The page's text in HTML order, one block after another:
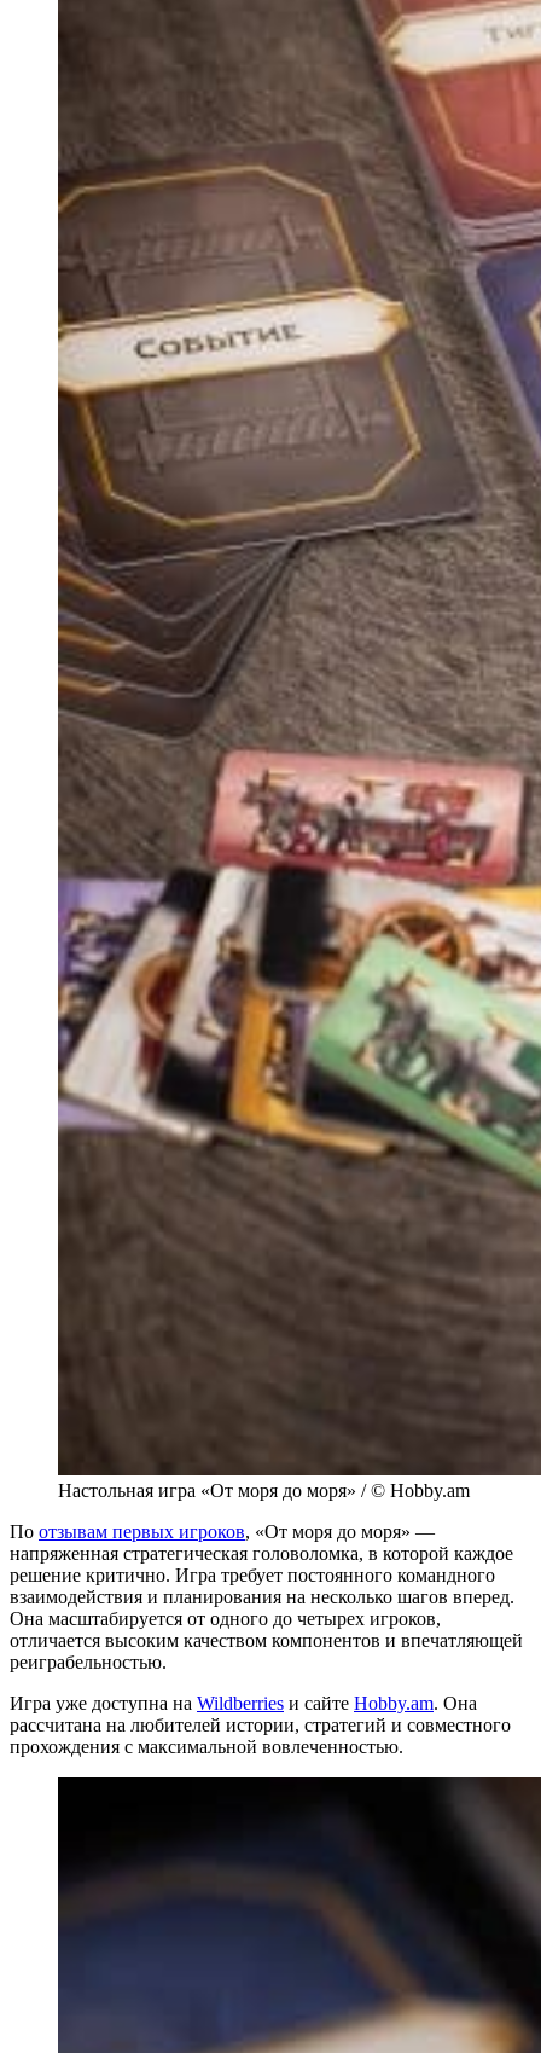
Настольная игра «От моря до моря» / © Hobby.am
По отзывам первых игроков, «От моря до моря» —
напряженная стратегическая головоломка, в которой каждое
решение критично. Игра требует постоянного командного
взаимодействия и планирования на несколько шагов вперед.
Она масштабируется от одного до четырех игроков,
отличается высоким качеством компонентов и впечатляющей
реиграбельностью.
Игра уже доступна на Wildberries и сайте Hobby.am. Она
рассчитана на любителей истории, стратегий и совместного
прохождения с максимальной вовлеченностью.